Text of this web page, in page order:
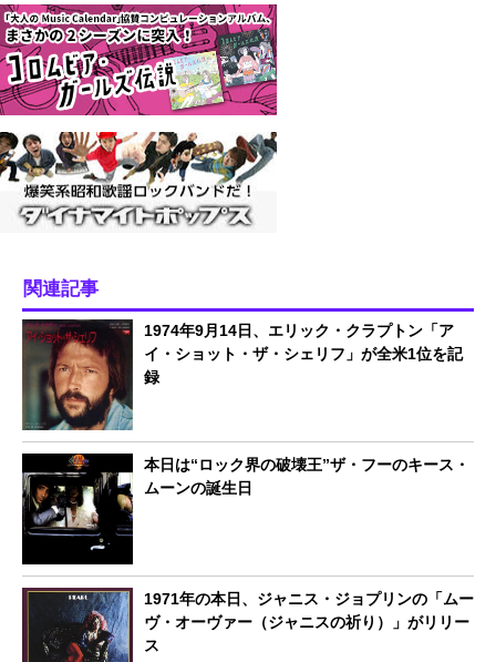
関連記事
1974年9月14日、エリック・クラプトン「ア
イ・ショット・ザ・シェリフ」が全米1位を記
録
本日は“ロック界の破壊王”ザ・フーのキース・
ムーンの誕生日
1971年の本日、ジャニス・ジョプリンの「ムー
ヴ・オーヴァー（ジャニスの祈り）」がリリー
ス